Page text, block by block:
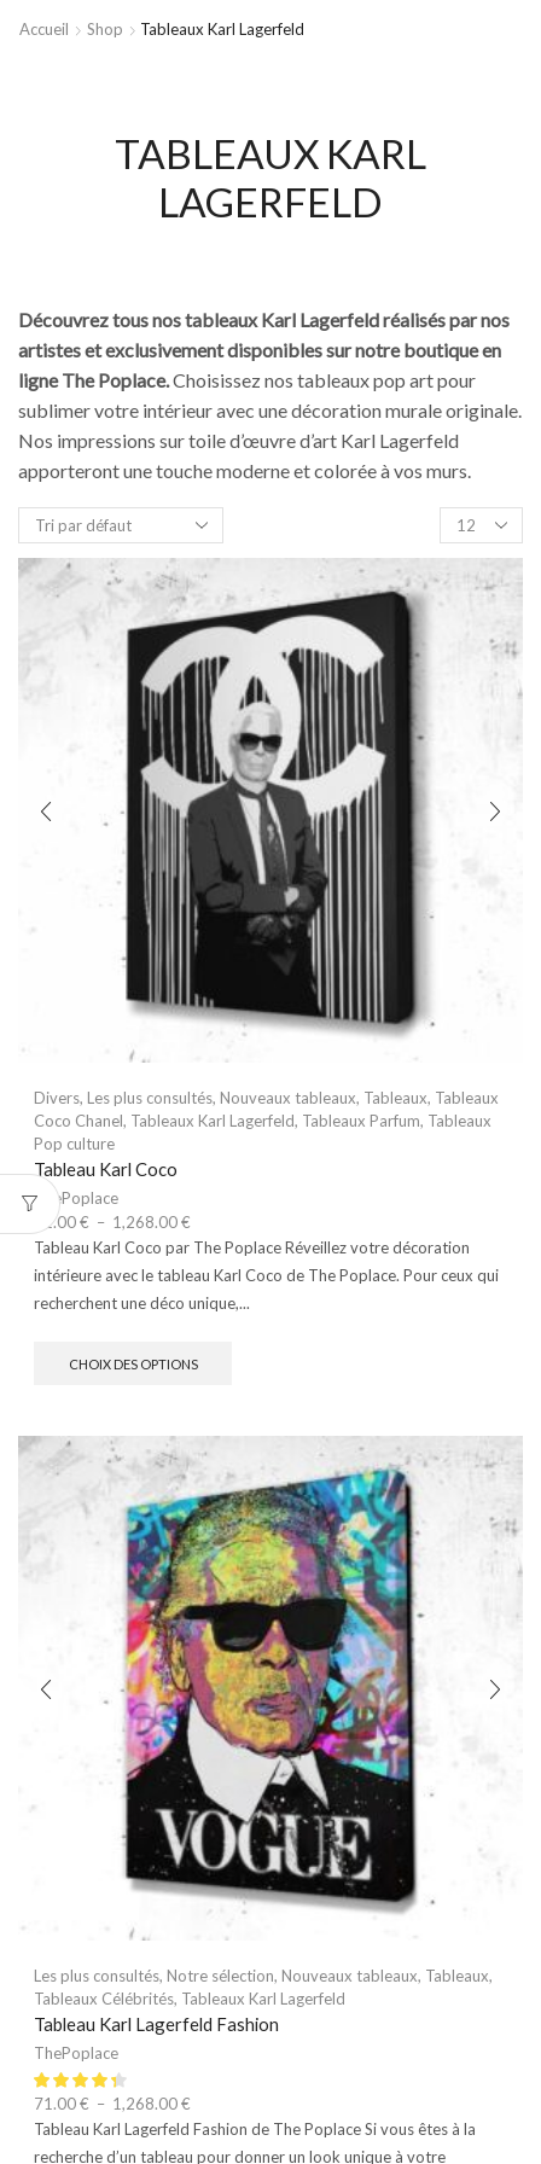
Accueil Shop Tableaux Karl Lagerfeld
TABLEAUX KARL
LAGERFELD
Découvrez tous nos tableaux Karl Lagerfeld réalisés par nos
artistes et exclusivement disponibles sur notre boutique en
ligne The Poplace.Choisissez nos tableaux pop art pour
sublimer votre intérieur avec une décoration murale originale.
Nos impressions sur toile d’œuvre d’art Karl Lagerfeld
apporteront une touche moderne et colorée à vos murs.
Divers, Les plus consultés, Nouveaux tableaux, Tableaux, Tableaux
Coco Chanel, Tableaux Karl Lagerfeld, Tableaux Parfum, Tableaux
Pop culture
Tableau Karl Coco
ThePoplace
71.00€ – 1,268.00€
Tableau Karl Coco par The Poplace Réveillez votre décoration
intérieure avec le tableau Karl Coco de The Poplace. Pour ceux qui
recherchent une déco unique,...
CHOIX DES OPTIONS
Les plus consultés, Notre sélection, Nouveaux tableaux, Tableaux,
Tableaux Célébrités, Tableaux Karl Lagerfeld
Tableau Karl Lagerfeld Fashion
ThePoplace
71.00€ – 1,268.00€
Tableau Karl Lagerfeld Fashion de The Poplace Si vous êtes à la
recherche d’un tableau pour donner un look unique à votre